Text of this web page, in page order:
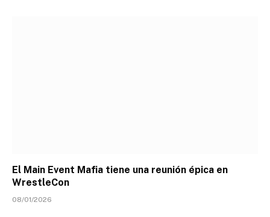
El Main Event Mafia tiene una reunión épica en
WrestleCon
08/01/2026